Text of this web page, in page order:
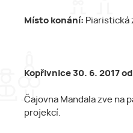
Místo konání: Piaristická
Kopřivnice 30. 6. 2017 od
Čajovna Mandala zve na
projekcí.